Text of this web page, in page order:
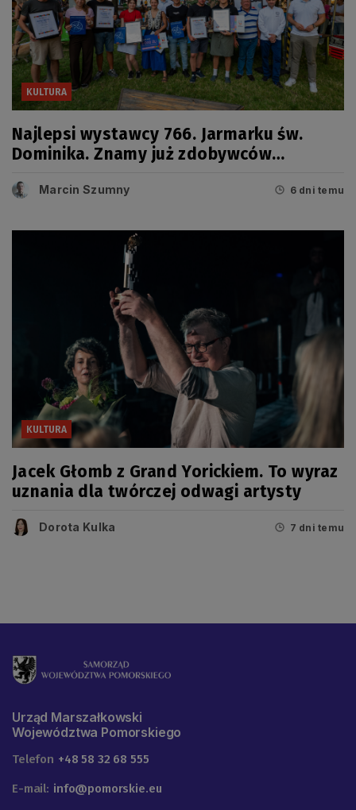
KULTURA
Najlepsi wystawcy 766. Jarmarku św.
Dominika. Znamy już zdobywców
Marcin Szumny 6 dni temu
KULTURA
Jacek Głomb z Grand Yorickiem. To wyraz
uznania dla twórczej odwagi artysty
Dorota Kulka 7 dni temu
Urząd Marszałkowski
Województwa Pomorskiego
Telefon +48 58 32 68 555
E-mail: info@pomorskie.eu